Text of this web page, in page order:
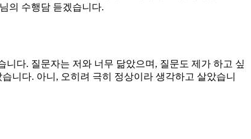
의 수행담 듣겠습니다.
다. 질문자는 저와 너무 닮았으며, 질문도 제가 하고 싶
니다. 아니, 오히려 극히 정상이라 생각하고 살았습니